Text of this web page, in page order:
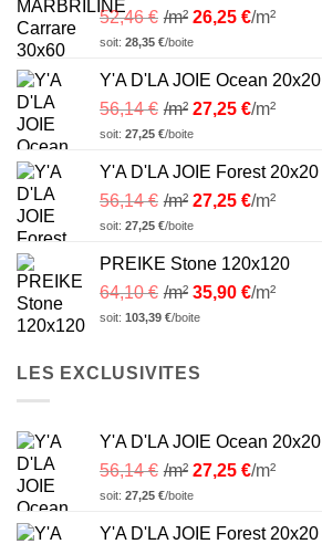
52,46€ /m² 26,25 €/m²
soit: 28,35 €/boite
Y'A D'LA JOIE Ocean 20x20
56,14€ /m² 27,25 €/m²
soit: 27,25 €/boite
Y'A D'LA JOIE Forest 20x20
56,14€ /m² 27,25 €/m²
soit: 27,25 €/boite
PREIKE Stone 120x120
64,10€ /m² 35,90 €/m²
soit: 103,39 €/boite
LES EXCLUSIVITES
Y'A D'LA JOIE Ocean 20x20
56,14€ /m² 27,25 €/m²
soit: 27,25 €/boite
Y'A D'LA JOIE Forest 20x20